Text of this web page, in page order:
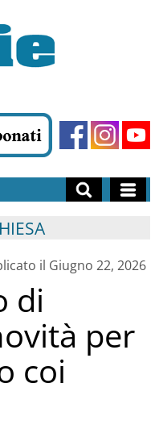
il Giugno 22, 2026
di
per
coi